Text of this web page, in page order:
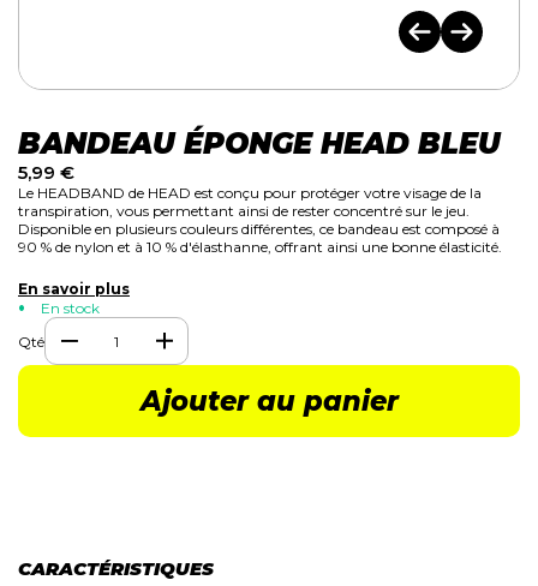
BANDEAU ÉPONGE HEAD BLEU
5,99 €
Le HEADBAND de HEAD est conçu pour protéger votre visage de la
transpiration, vous permettant ainsi de rester concentré sur le jeu.
Disponible en plusieurs couleurs différentes, ce bandeau est composé à
90 % de nylon et à 10 % d'élasthanne, offrant ainsi une bonne élasticité.
En savoir plus
En stock
Qté
Ajouter au panier
CARACTÉRISTIQUES